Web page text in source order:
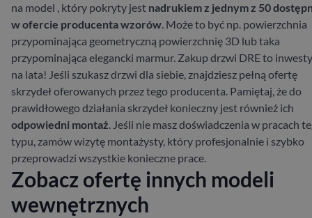
na model , który pokryty jest nadrukiem z jednym z 50
w ofercie producenta wzorów. Może to być np. powierzchnia
przypominająca geometryczną powierzchnię 3D lub taka
przypominająca elegancki marmur. Zakup drzwi DRE to
na lata! Jeśli szukasz drzwi dla siebie, znajdziesz pełną ofertę
skrzydeł oferowanych przez tego producenta. Pamiętaj, że do
prawidłowego działania skrzydeł konieczny jest również ich
odpowiedni montaż. Jeśli nie masz doświadczenia w pracach
typu, zamów wizytę montażysty, który profesjonalnie i szybko
przeprowadzi wszystkie konieczne prace.
Zobacz ofertę innych modeli
wewnętrznych